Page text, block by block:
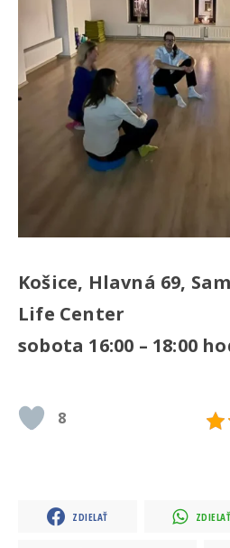
Košice, Hlavná 69,
Life Center
sobota 16:00 – 18:00
8
ZDIELAŤ ZDIELAŤ